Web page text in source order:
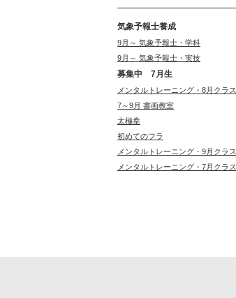
気象予報士養成
9月～ 気象予報士・学科
9月～ 気象予報士・実技
募集中 7月生
メンタルトレーニング・8月クラス
7～9月 書画教室
太極拳
初めてのフラ
メンタルトレーニング・9月クラス
メンタルトレーニング・7月クラス